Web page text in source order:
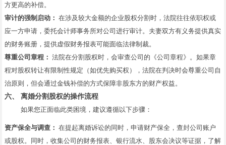
方更高的补偿。
审计的强制启动： 在涉及较大金额的企业股权分割时，法院往往依职权或
应一方申请，委托会计师事务所对公司进行审计。夫妻双方有义务提供真实
的财务账册，提供虚假财务报表可能面临法律制裁。
尊重公司章程： 法院在分割股权时，会审查公司的《公司章程》。如果章
程对股权转让有限制性规定（如优先购买权），法院在判决时会尊重公司自
治原则，但会通过金钱补偿的方式保障非股东方的财产权益。
六、 离婚分割股权的操作流程
如果您正面临此类困境，建议遵循以下步骤：
资产保全与调查： 在提起离婚诉讼的同时，申请财产保全，查封公司账户
或股权。同时，收集公司的财务报表、银行流水、股东会决议等证据，了解